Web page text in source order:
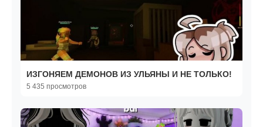
ИЗГОНЯЕМ ДЕМОНОВ ИЗ УЛЬЯНЫ И НЕ ТОЛЬКО!
5 435 просмотров